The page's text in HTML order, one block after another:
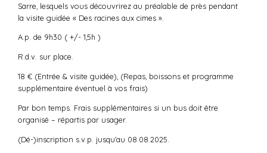
Sarre, lesquels vous découvrirez au préalable de près pendant
la visite guidée « Des racines aux cimes ».
A.p. de 9h30 ( +/- 1,5h )
R.d.v. sur place.
18 € (Entrée & visite guidée), (Repas, boissons et programme
supplémentaire éventuel à vos frais)
Par bon temps. Frais supplémentaires si un bus doit être
organisé – répartis par usager.
(Dé-)inscription s.v.p. jusqu’au 08.08.2025.